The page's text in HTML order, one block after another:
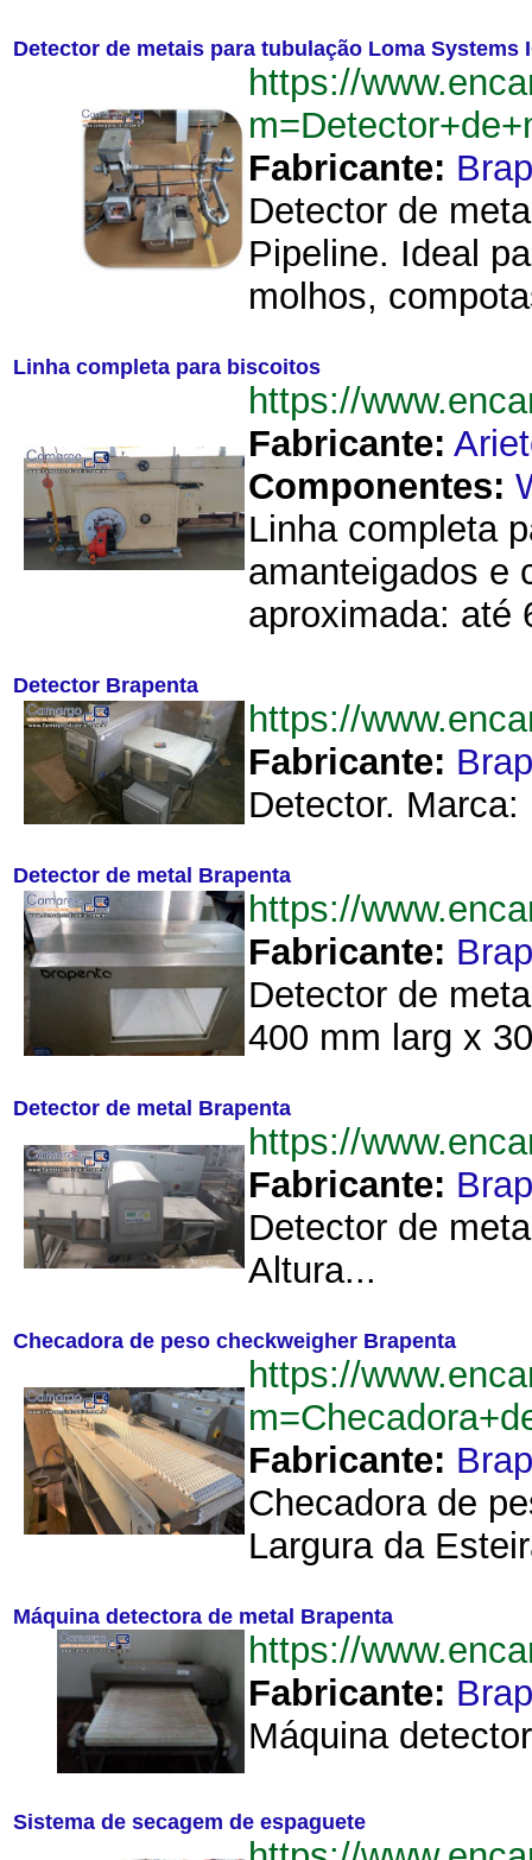
Detector de metais para tubulação Loma
https://
Fabricante:
Detector de
Pipeline. Ideal
molhos,
Linha completa para biscoitos
https://
Fabricante:
Componentes:
Linha completa
amanteigados e
aproximada: até
Detector Brapenta
https://
Fabricante:
Detector.
Detector de metal Brapenta
https://
Fabricante:
Detector de
400 mm larg x
Detector de metal Brapenta
https://
Fabricante:
Detector de
Altura...
Checadora de peso checkweigher Brapenta
https://
Fabricante:
Checadora de
Largura da
Máquina detectora de metal Brapenta
https://
Fabricante:
Máquina
Sistema de secagem de espaguete